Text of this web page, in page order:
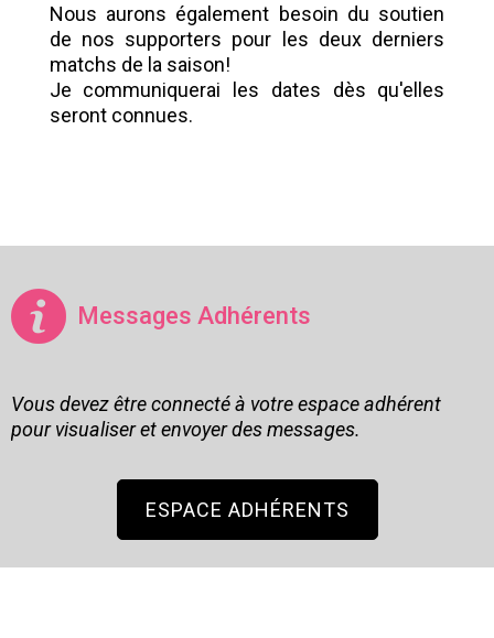
Nous aurons également besoin du soutien
de nos supporters pour les deux derniers
matchs de la saison!
Je communiquerai les dates dès qu'elles
seront connues.
Messages Adhérents
Vous devez être connecté à votre espace adhérent
pour visualiser et envoyer des messages.
ESPACE ADHÉRENTS